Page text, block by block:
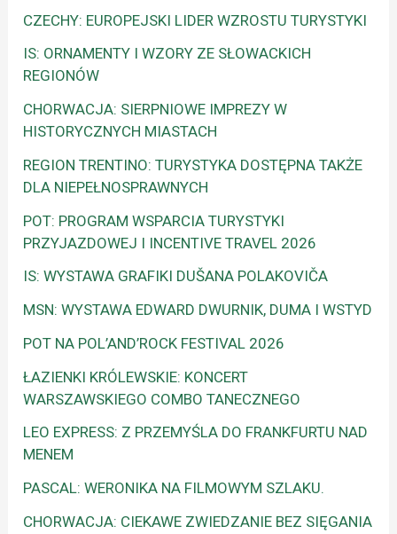
CZECHY: EUROPEJSKI LIDER WZROSTU TURYSTYKI
IS: ORNAMENTY I WZORY ZE SŁOWACKICH
REGIONÓW
CHORWACJA: SIERPNIOWE IMPREZY W
HISTORYCZNYCH MIASTACH
REGION TRENTINO: TURYSTYKA DOSTĘPNA TAKŻE
DLA NIEPEŁNOSPRAWNYCH
POT: PROGRAM WSPARCIA TURYSTYKI
PRZYJAZDOWEJ I INCENTIVE TRAVEL 2026
IS: WYSTAWA GRAFIKI DUŠANA POLAKOVIČA
MSN: WYSTAWA EDWARD DWURNIK, DUMA I WSTYD
POT NA POL’AND’ROCK FESTIVAL 2026
ŁAZIENKI KRÓLEWSKIE: KONCERT
WARSZAWSKIEGO COMBO TANECZNEGO
LEO EXPRESS: Z PRZEMYŚLA DO FRANKFURTU NAD
MENEM
PASCAL: WERONIKA NA FILMOWYM SZLAKU.
CHORWACJA: CIEKAWE ZWIEDZANIE BEZ SIĘGANIA